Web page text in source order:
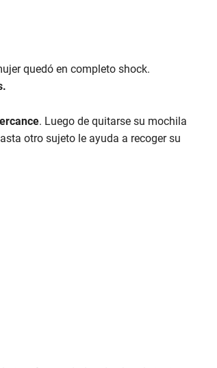
quedó en completo shock.
. Luego de quitarse su mochila
otro sujeto le ayuda a recoger su